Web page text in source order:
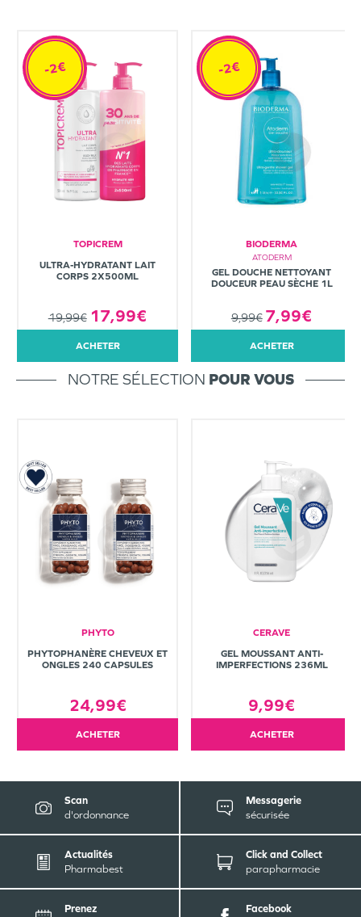
TOPICREM
ULTRA-HYDRATANT LAIT
CORPS 2X500ML
19,99€ 17,99€
-2€
ACHETER
BIODERMA
ATODERM
GEL DOUCHE NETTOYANT
DOUCEUR PEAU SÈCHE 1L
9,99€ 7,99€
-2€
ACHETER
NOTRE SÉLECTION POUR VOUS
PHYTO
PHYTOPHANÈRE CHEVEUX ET
ONGLES 240 CAPSULES
24,99€
ACHETER
CERAVE
GEL MOUSSANT ANTI-
IMPERFECTIONS 236ML
9,99€
ACHETER
Scan
d'ordonnance
Messagerie
sécurisée
Actualités
Pharmabest
Click and Collect
parapharmacie
Prenez
Facebook